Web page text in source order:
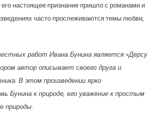
его настоящее признание пришло с романами и
часто прослеживаются темы любви,
работ Ивана Бунина является «Дерсу
автор описывает своего друга и
В этом произведении ярко
Бунина к природе, его уважение к простым
природы.